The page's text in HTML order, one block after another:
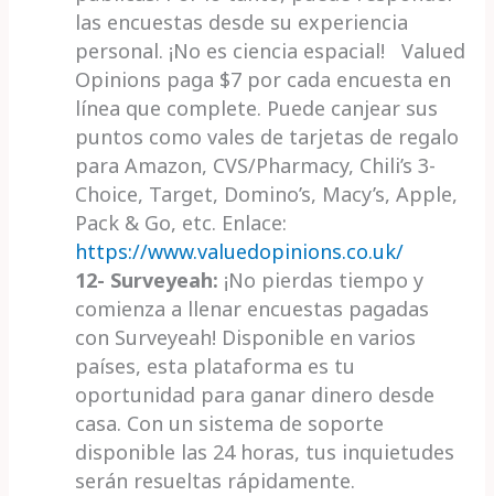
las encuestas desde su experiencia
personal. ¡No es ciencia espacial!Valued
Opinions paga $7 por cada encuesta en
línea que complete. Puede canjear sus
puntos como vales de tarjetas de regalo
para Amazon, CVS/Pharmacy, Chili’s 3-
Choice, Target, Domino’s, Macy’s, Apple,
Pack & Go, etc. Enlace:
https://www.valuedopinions.co.uk/
12- Surveyeah: ¡No pierdas tiempo y
comienza a llenar encuestas pagadas
con Surveyeah! Disponible en varios
países, esta plataforma es tu
oportunidad para ganar dinero desde
casa. Con un sistema de soporte
disponible las 24 horas, tus inquietudes
serán resueltas rápidamente.